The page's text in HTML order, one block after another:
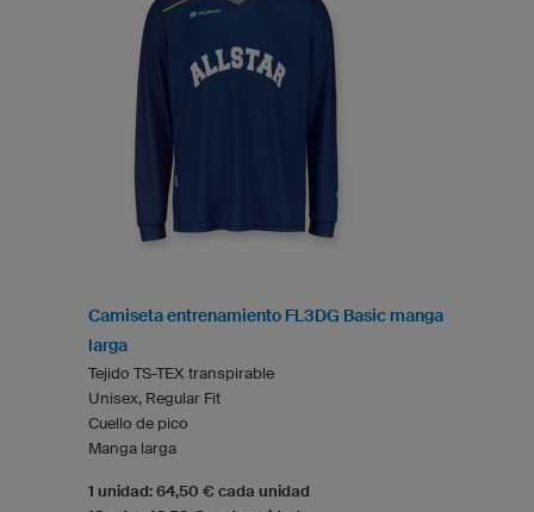
Camiseta entrenamiento FL3DG Basic manga
larga
Tejido TS-TEX transpirable
Unisex, Regular Fit
Cuello de pico
Manga larga
1 unidad: 64,50 € cada unidad